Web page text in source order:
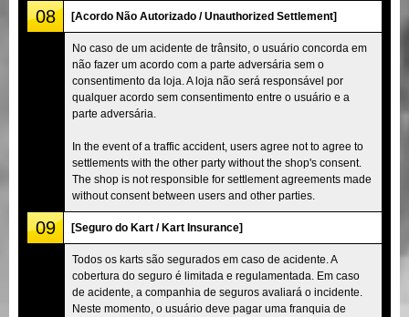
08 [Acordo Não Autorizado / Unauthorized Settlement]
No caso de um acidente de trânsito, o usuário concorda em
não fazer um acordo com a parte adversária sem o
consentimento da loja. A loja não será responsável por
qualquer acordo sem consentimento entre o usuário e a
parte adversária.
In the event of a traffic accident, users agree not to agree to
settlements with the other party without the shop's consent.
The shop is not responsible for settlement agreements made
without consent between users and other parties.
09 [Seguro do Kart / Kart Insurance]
Todos os karts são segurados em caso de acidente. A
cobertura do seguro é limitada e regulamentada. Em caso
de acidente, a companhia de seguros avaliará o incidente.
Neste momento, o usuário deve pagar uma franquia de